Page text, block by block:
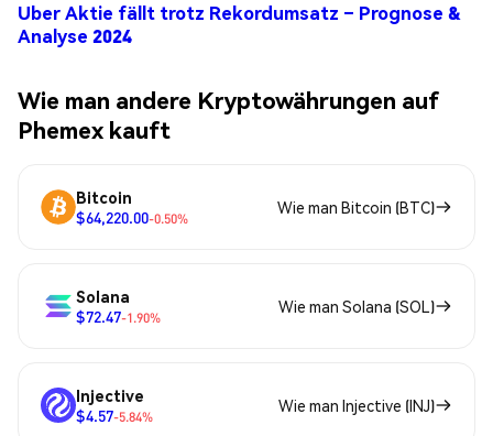
Uber Aktie fällt trotz Rekordumsatz – Prognose &
Analyse 2024
Wie man andere Kryptowährungen auf
Phemex kauft
Bitcoin
$64,220.00-0.50%
Wie man Bitcoin (BTC)
Solana
$72.47-1.90%
Wie man Solana (SOL)
Injective
$4.57-5.84%
Wie man Injective (INJ)